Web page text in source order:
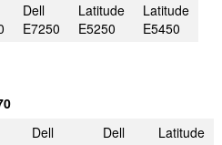
Dell
E7250
Latitude
E5250
Latitude
E5450
Dell
Dell
Latitude